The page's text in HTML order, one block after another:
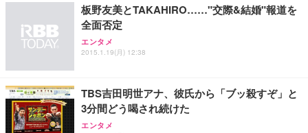
板野友美とTAKAHIRO……"交際&結婚"報道を
全面否定
エンタメ
2015.1.19(月) 12:38
TBS吉田明世アナ、彼氏から「ブッ殺すぞ」と
3分間どう喝され続けた
エンタメ